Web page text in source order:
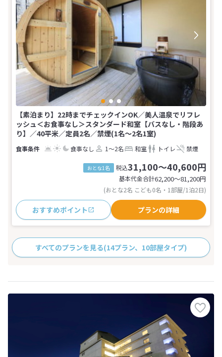
【素泊まり】22時までチェックインOK／美人温泉でリフレ
ッシュ＜お食事なし＞スタンダード和室【バスなし・階段あ
り】／40平米／定員2名／禁煙(1名～2名1室)
食事なし 1～2名 和室 トイレ 禁煙
おとな1名 税込31,100～40,600円
基本代金合計62,200〜81,200円
(おとな2名 こども0名・1部屋/1泊2日)
おすすめポイント プランの詳細
すべてのプランを見る(14プラン、10部屋タイプ)